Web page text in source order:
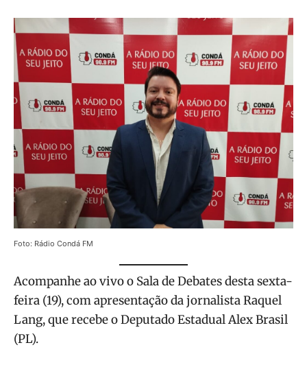
Foto: Rádio Condá FM
Acompanhe ao vivo o Sala de Debates desta sexta-
feira (19), com apresentação da jornalista Raquel
Lang, que recebe o Deputado Estadual Alex Brasil
(PL).